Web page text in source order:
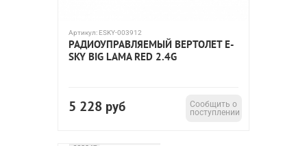
Артикул: ESKY-003912
РАДИОУПРАВЛЯЕМЫЙ ВЕРТОЛЕТ E-
SKY BIG LAMA RED 2.4G
5 228 руб
Сообщить о
поступлении